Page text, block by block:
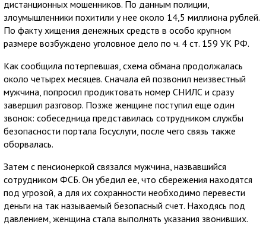
дистанционных мошенников. По данным полиции,
злоумышленники похитили у нее около 14,5 миллиона рублей.
По факту хищения денежных средств в особо крупном
размере возбуждено уголовное дело по ч. 4 ст. 159 УК РФ.
Как сообщила потерпевшая, схема обмана продолжалась
около четырех месяцев. Сначала ей позвонил неизвестный
мужчина, попросил продиктовать номер СНИЛС и сразу
завершил разговор. Позже женщине поступил еще один
звонок: собеседница представилась сотрудником службы
безопасности портала Госуслуги, после чего связь также
оборвалась.
Затем с пенсионеркой связался мужчина, назвавшийся
сотрудником ФСБ. Он убедил ее, что сбережения находятся
под угрозой, а для их сохранности необходимо перевести
деньги на так называемый безопасный счет. Находясь под
давлением, женщина стала выполнять указания звонивших.